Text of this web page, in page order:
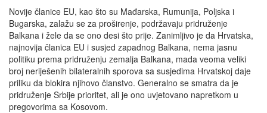
Novije članice EU, kao što su Mađarska, Rumunija, Poljska i
Bugarska, zalažu se za proširenje, podržavaju pridruženje
Balkana i žele da se ono desi što prije. Zanimljivo je da Hrvatska,
najnovija članica EU i susjed zapadnog Balkana, nema jasnu
politiku prema pridruženju zemalja Balkana, mada veoma veliki
broj neriješenih bilateralnih sporova sa susjedima Hrvatskoj daje
priliku da blokira njihovo članstvo. Generalno se smatra da je
pridruženje Srbije prioritet, ali je ono uvjetovano napretkom u
pregovorima sa Kosovom.